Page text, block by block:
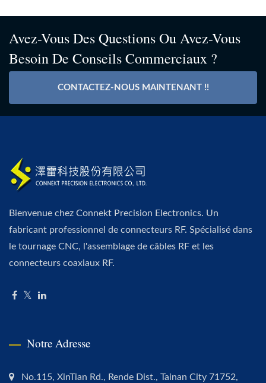
Avez-Vous Des Questions Ou Avez-Vous
Besoin De Conseils Commerciaux ?
CONTACTEZ-NOUS MAINTENANT !!
Bienvenue chez Connekt Precision Electronics. Un
fabricant professionnel de connecteurs RF. Spécialisé dans
le tournage CNC, l'assemblage de câbles RF et les
connecteurs coaxiaux RF.
Notre Adresse
No.115, XinTian Rd., Rende Dist., Tainan City 71752,